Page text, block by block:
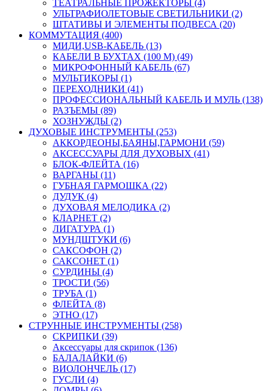
ТЕАТРАЛЬНЫЕ ПРОЖЕКТОРЫ (4)
УЛЬТРАФИОЛЕТОВЫЕ СВЕТИЛЬНИКИ (2)
ШТАТИВЫ И ЭЛЕМЕНТЫ ПОДВЕСА (20)
КОММУТАЦИЯ (400)
МИДИ,USB-КАБЕЛЬ (13)
КАБЕЛИ В БУХТАХ (100 М) (49)
МИКРОФОННЫЙ КАБЕЛЬ (67)
МУЛЬТИКОРЫ (1)
ПЕРЕХОДНИКИ (41)
ПРОФЕССИОНАЛЬНЫЙ КАБЕЛЬ И МУЛЬ (138)
РАЗЪЕМЫ (89)
ХОЗНУЖДЫ (2)
ДУХОВЫЕ ИНСТРУМЕНТЫ (253)
АККОРДЕОНЫ,БАЯНЫ,ГАРМОНИ (59)
АКСЕССУАРЫ ДЛЯ ДУХОВЫХ (41)
БЛОК-ФЛЕЙТА (16)
ВАРГАНЫ (11)
ГУБНАЯ ГАРМОШКА (22)
ДУДУК (4)
ДУХОВАЯ МЕЛОДИКА (2)
КЛАРНЕТ (2)
ЛИГАТУРА (1)
МУНДШТУКИ (6)
САКСОФОН (2)
САКСОНЕТ (1)
СУРДИНЫ (4)
ТРОСТИ (56)
ТРУБА (1)
ФЛЕЙТА (8)
ЭТНО (17)
СТРУННЫЕ ИНСТРУМЕНТЫ (258)
СКРИПКИ (39)
Аксессуары для скрипок (136)
БАЛАЛАЙКИ (6)
ВИОЛОНЧЕЛЬ (17)
ГУСЛИ (4)